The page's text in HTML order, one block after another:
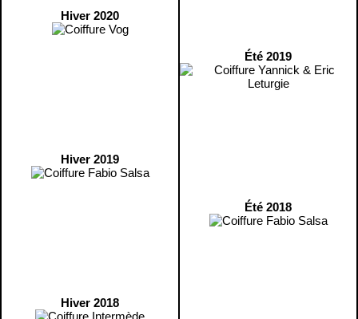
Hiver 2020
Hiver 2019
Hiver 2018
Été 2019
Été 2018